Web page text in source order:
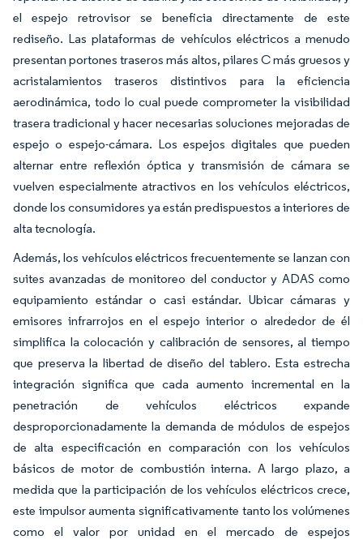
el espejo retrovisor se beneficia directamente de este
rediseño. Las plataformas de vehículos eléctricos a menudo
presentan portones traseros más altos, pilares C más gruesos y
acristalamientos traseros distintivos para la eficiencia
aerodinámica, todo lo cual puede comprometer la visibilidad
trasera tradicional y hacer necesarias soluciones mejoradas de
espejo o espejo-cámara. Los espejos digitales que pueden
alternar entre reflexión óptica y transmisión de cámara se
vuelven especialmente atractivos en los vehículos eléctricos,
donde los consumidores ya están predispuestos a interiores de
alta tecnología.
Además, los vehículos eléctricos frecuentemente se lanzan con
suites avanzadas de monitoreo del conductor y ADAS como
equipamiento estándar o casi estándar. Ubicar cámaras y
emisores infrarrojos en el espejo interior o alrededor de él
simplifica la colocación y calibración de sensores, al tiempo
que preserva la libertad de diseño del tablero. Esta estrecha
integración significa que cada aumento incremental en la
penetración de vehículos eléctricos expande
desproporcionadamente la demanda de módulos de espejos
de alta especificación en comparación con los vehículos
básicos de motor de combustión interna. A largo plazo, a
medida que la participación de los vehículos eléctricos crece,
este impulsor aumenta significativamente tanto los volúmenes
como el valor por unidad en el mercado de espejos